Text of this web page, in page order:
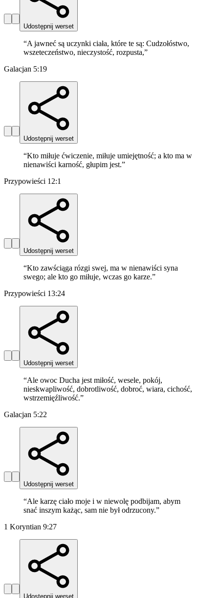
Udostępnij werset
“A jawneć są uczynki ciała, które te są: Cudzołóstwo,
wszeteczeństwo, nieczystość, rozpusta,”
Galacjan 5:19
Udostępnij werset
“Kto miłuje ćwiczenie, miłuje umiejętność; a kto ma w
nienawiści karność, głupim jest.”
Przypowieści 12:1
Udostępnij werset
“Kto zawściąga rózgi swej, ma w nienawiści syna
swego; ale kto go miłuje, wczas go karze.”
Przypowieści 13:24
Udostępnij werset
“Ale owoc Ducha jest miłość, wesele, pokój,
nieskwapliwość, dobrotliwość, dobroć, wiara, cichość,
wstrzemięźliwość.”
Galacjan 5:22
Udostępnij werset
“Ale karzę ciało moje i w niewolę podbijam, abym
snać inszym każąc, sam nie był odrzucony.”
1 Koryntian 9:27
Udostępnij werset